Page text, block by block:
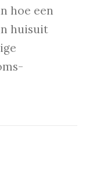
hoe een
huisuit